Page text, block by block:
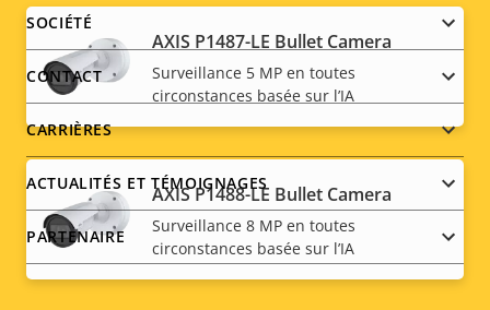
AXIS P1487-LE Bullet Camera
Surveillance 5 MP en toutes
circonstances basée sur l’IA
AXIS P1488-LE Bullet Camera
Surveillance 8 MP en toutes
circonstances basée sur l’IA
Footer
menu
SOCIÉTÉ
CONTACT
CARRIÈRES
ACTUALITÉS ET TÉMOIGNAGES
PARTENAIRE